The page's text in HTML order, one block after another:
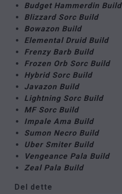
Budget Hammerdin Build
Blizzard Sorc Build
Bowazon Build
Elemental Druid Build
Frenzy Barb Build
Frozen Orb Sorc Build
Hybrid Sorc Build
Javazon Build
Lightning Sorc Build
MF Sorc Build
Impale Ama Build
Sumon Necro Build
Uber Smiter Build
Vengeance Pala Build
Zeal Pala Build
Del dette